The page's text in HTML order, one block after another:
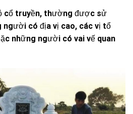
cổ truyền, thường được sử
người có địa vị cao, các vị tổ
những người có vai vế quan